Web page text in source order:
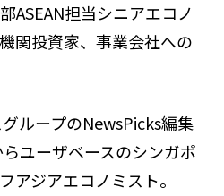
ASEAN担当シニアエコノ
関投資家、事業会社への
ループのNewsPicks編集
ユーザベースのシンガポ
アジアエコノミスト。